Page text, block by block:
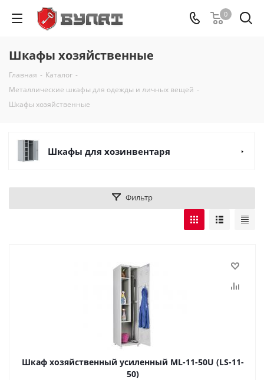
0
Шкафы хозяйственные
Главная - Каталог -
Металлические шкафы для одежды и личных вещей -
Шкафы хозяйственные
Шкафы для хозинвентаря
Фильтр
Шкаф хозяйственный усиленный ML-11-50U (LS-11-
50)